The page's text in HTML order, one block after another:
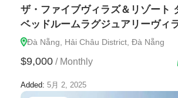
ザ・ファイブヴィラズ＆リゾート
ベッドルームラグジュアリーヴィ
Đà Nẵng, Hải Châu District, Đà Nẵng
$9,000 / Monthly
Added: 5月 2, 2025